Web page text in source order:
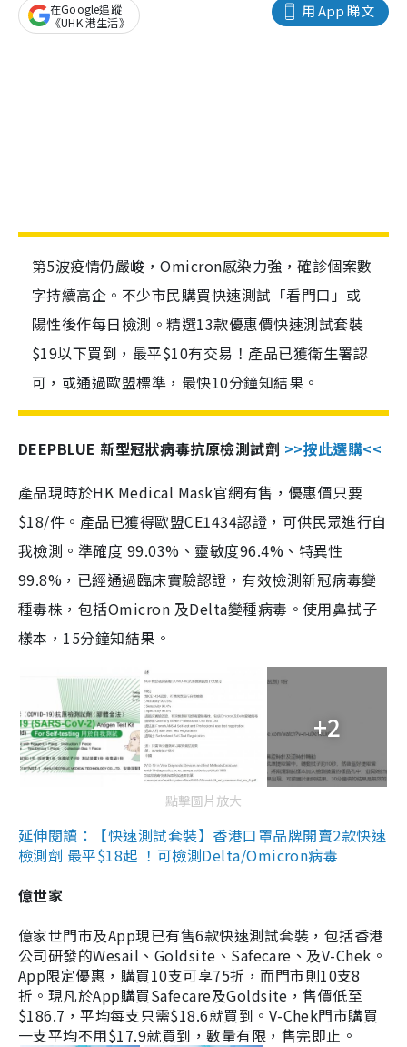
用 App 睇文
在Google追蹤
《UHK 港生活》
第5波疫情仍嚴峻，Omicron感染力強，確診個案數
字持續高企。不少市民購買快速測試「看門口」或
陽性後作每日檢測。精選13款優惠價快速測試套裝
$19以下買到，最平$10有交易！產品已獲衛生署認
可，或通過歐盟標準，最快10分鐘知結果。
DEEPBLUE 新型冠狀病毒抗原檢測試劑 >>按此選購<<
產品現時於HK Medical Mask官網有售，優惠價只要
$18/件。產品已獲得歐盟CE1434認證，可供民眾進行自
我檢測。準確度 99.03%、靈敏度96.4%、特異性
99.8%，已經通過臨床實驗認證，有效檢測新冠病毒變
種毒株，包括Omicron 及Delta變種病毒。使用鼻拭子
樣本，15分鐘知結果。
+2
點擊圖片放大
延伸閱讀：【快速測試套裝】香港口罩品牌開賣2款快速
檢測劑 最平$18起 ！可檢測Delta/Omicron病毒
億世家
億家世門市及App現已有售6款快速測試套裝，包括香港
公司研發的Wesail、Goldsite、Safecare、及V-Chek。
App限定優惠，購買10支可享75折，而門市則10支8
折。現凡於App購買Safecare及Goldsite，售價低至
$186.7，平均每支只需$18.6就買到。V-Chek門市購買
一支平均不用$17.9就買到，數量有限，售完即止。